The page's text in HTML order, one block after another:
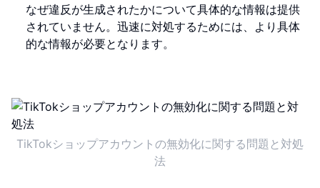
なぜ違反が生成されたかについて具体的な情報は提供
されていません。迅速に対処するためには、より具体
的な情報が必要となります。
TikTokショップアカウントの無効化に関する問題と対処
法